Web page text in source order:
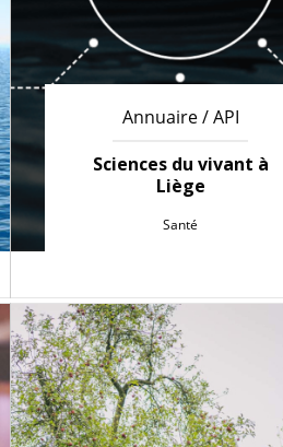
Annuaire / API
Sciences du vivant à
Liège
Santé